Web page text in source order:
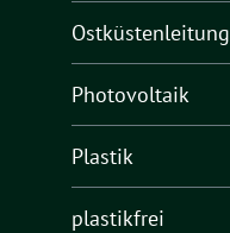
Ostküstenleitung
Photovoltaik
Plastik
plastikfrei